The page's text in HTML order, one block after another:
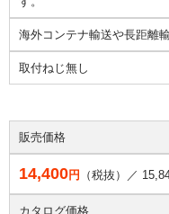
海外コンテナ輸送や長距離
取付ねじ無し
販売価格
14,400円 （税抜）／
カタログ価格